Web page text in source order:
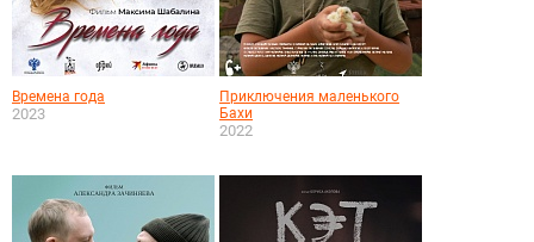
Времена года
2023
Приключения маленького
Бахи
2022